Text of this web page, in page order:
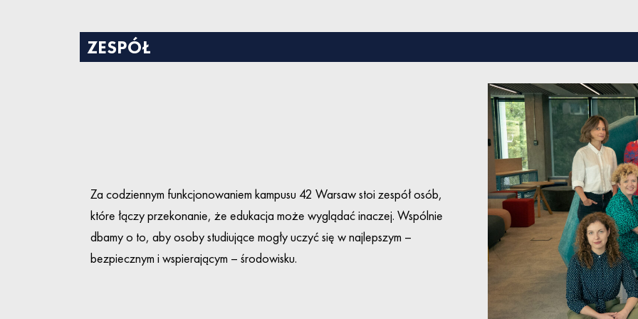
ZESPÓŁ
Za codziennym funkcjonowaniem kampusu 42 Warsaw stoi zespół osób,
które łączy przekonanie, że edukacja może wyglądać inaczej. Wspólnie
dbamy o to, aby osoby studiujące mogły uczyć się w najlepszym –
bezpiecznym i wspierającym – środowisku.